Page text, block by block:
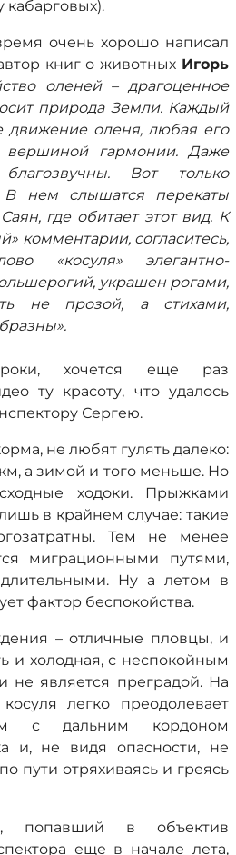
очень хорошо написал
книг о животных Игорь
оленей – драгоценное
природа Земли. Каждый
движение оленя, любая его
вершиной гармонии. Даже
Вот только
В нем слышатся перекаты
где обитает этот вид. К
комментарии, согласитесь,
«косуля» элегантно-
украшен рогами,
не прозой, а стихами,
хочется еще раз
ту красоту, что удалось
Сергею.
не любят гулять далеко:
а зимой и того меньше. Но
ходоки. Прыжками
в крайнем случае: такие
Тем не менее
миграционными путями,
Ну а летом в
фактор беспокойства.
– отличные пловцы, и
и холодная, с неспокойным
не является преградой. На
легко преодолевает
с дальним кордоном
и, не видя опасности, не
пути отряхиваясь и греясь
попавший в объектив
еще в начале лета,